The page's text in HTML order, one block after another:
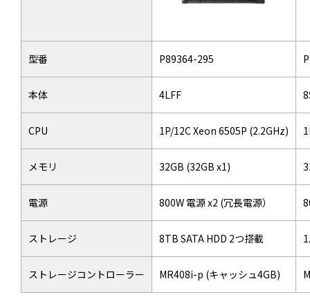
型番 P89364-295
本体 4LFF
CPU 1P/12C Xeon 6505P (2.2GHz)
メモリ 32GB (32GB x1)
電源 800W 電源 x2 (冗長電源）
ストレージ 8TB SATA HDD 2つ搭載
ストレージコントローラー MR408i-p (キャッシュ4GB)